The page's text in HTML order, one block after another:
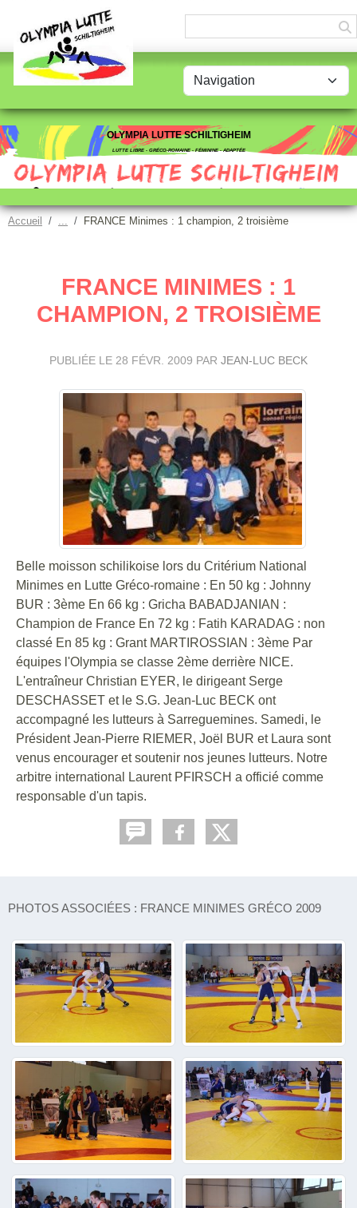
OLYMPIA LUTTE SCHILTIGHEIM
LUTTE LIBRE - GRÉCO-ROMAINE - FÉMININE - ADAPTÉE
Accueil FRANCE Minimes : 1 champion, 2 troisième
FRANCE MINIMES : 1
CHAMPION, 2 TROISIÈME
PUBLIÉE LE 28 FÉVR. 2009 PAR JEAN-LUC BECK
Belle moisson schilikoise lors du Critérium National
Minimes en Lutte Gréco-romaine : En 50 kg : Johnny
BUR : 3ème En 66 kg : Gricha BABADJANIAN :
Champion de France En 72 kg : Fatih KARADAG : non
classé En 85 kg : Grant MARTIROSSIAN : 3ème Par
équipes l'Olympia se classe 2ème derrière NICE.
L'entraîneur Christian EYER, le dirigeant Serge
DESCHASSET et le S.G. Jean-Luc BECK ont
accompagné les lutteurs à Sarreguemines. Samedi, le
Président Jean-Pierre RIEMER, Joël BUR et Laura sont
venus encourager et soutenir nos jeunes lutteurs. Notre
arbitre international Laurent PFIRSCH a officié comme
responsable d'un tapis.
PHOTOS ASSOCIÉES : FRANCE MINIMES GRÉCO 2009
Panneau de gestion des cookies